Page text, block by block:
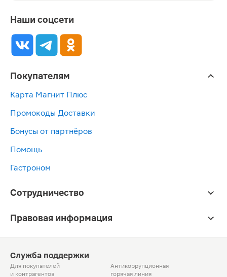
Наши соцсети
Покупателям
Карта Магнит Плюс
Промокоды Доставки
Бонусы от партнёров
Помощь
Гастроном
Сотрудничество
Правовая информация
Служба поддержки
Для покупателей
и контрагентов
Антикоррупционная
горячая линия